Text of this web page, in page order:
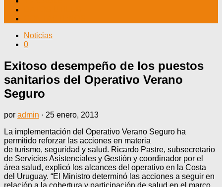
Noticias
0
Exitoso desempeño de los puestos
sanitarios del Operativo Verano
Seguro
por admin · 25 enero, 2013
La implementación del Operativo Verano Seguro ha
permitido reforzar las acciones en materia
de turismo, seguridad y salud. Ricardo Pastre, subsecretario
de Servicios Asistenciales y Gestión y coordinador por el
área salud, explicó los alcances del operativo en la Costa
del Uruguay. “El Ministro determinó las acciones a seguir en
relación a la cobertura y participación de salud en el marco